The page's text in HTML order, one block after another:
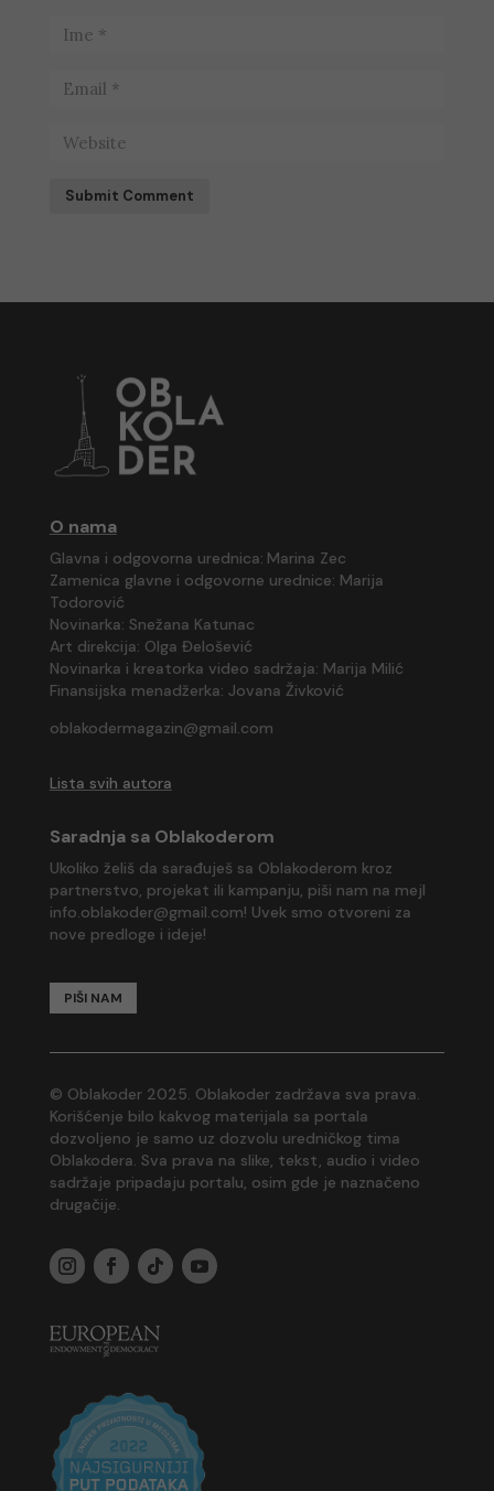
Submit Comment
O nama
Glavna i odgovorna urednica: Marina Zec
Zamenica glavne i odgovorne urednice: Marija
Todorović
Novinarka: Snežana Katunac
Art direkcija: Olga Đelošević
Novinarka i kreatorka video sadržaja: Marija Milić
Finansijska menadžerka: Jovana Živković
oblakodermagazin@gmail.com
Lista svih autora
Saradnja sa Oblakoderom
Ukoliko želiš da sarađuješ sa Oblakoderom kroz
partnerstvo, projekat ili kampanju, piši nam na mejl
info.oblakoder@gmail.com! Uvek smo otvoreni za
nove predloge i ideje!
PIŠI NAM
© Oblakoder 2025. Oblakoder zadržava sva prava.
Korišćenje bilo kakvog materijala sa portala
dozvoljeno je samo uz dozvolu uredničkog tima
Oblakodera. Sva prava na slike, tekst, audio i video
sadržaje pripadaju portalu, osim gde je naznačeno
drugačije.